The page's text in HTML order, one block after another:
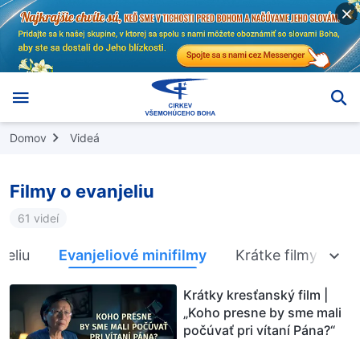
Domov Videá
Filmy o evanjeliu
61 videí
Evanjeliové minifilmy Krátke filmy o
Krátky kresťanský film |
„Koho presne by sme mali
počúvať pri vítaní Pána?“